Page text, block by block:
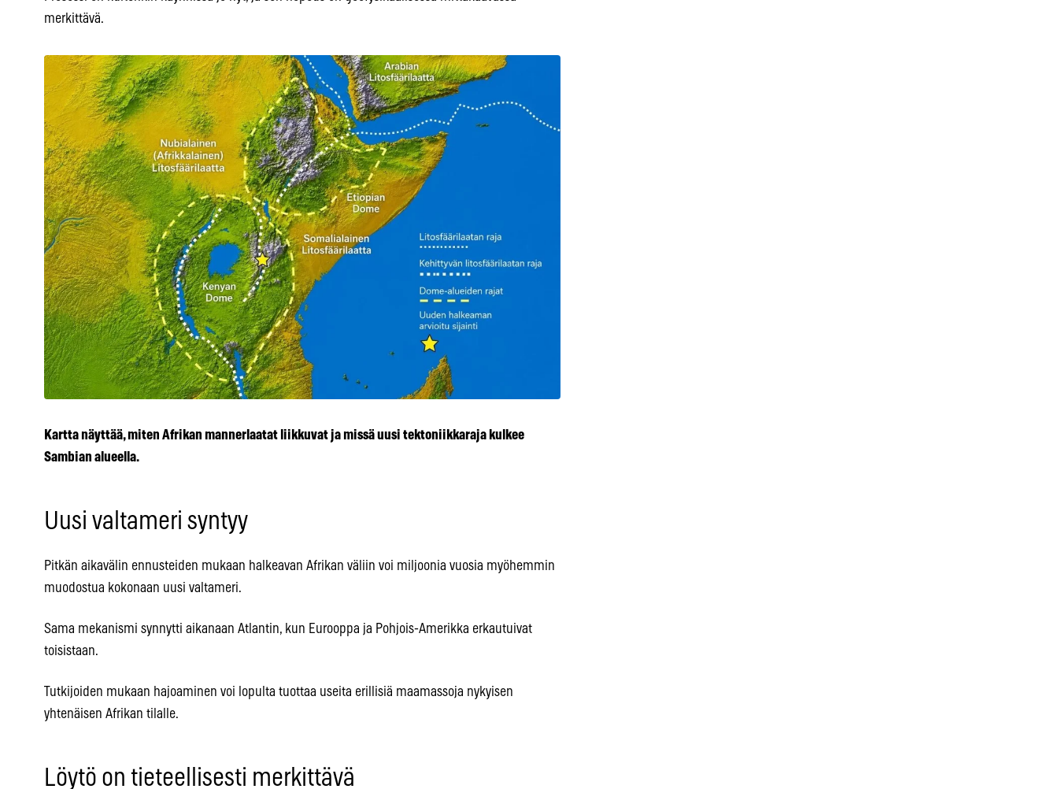
merkittävä.
Kartta näyttää, miten Afrikan mannerlaatat liikkuvat ja missä uusi tektoniikkaraja kulkee
Sambian alueella.
Uusi valtameri syntyy
Pitkän aikavälin ennusteiden mukaan halkeavan Afrikan väliin voi miljoonia vuosia myöhemmin
muodostua kokonaan uusi valtameri.
Sama mekanismi synnytti aikanaan Atlantin, kun Eurooppa ja Pohjois-Amerikka erkautuivat
toisistaan.
Tutkijoiden mukaan hajoaminen voi lopulta tuottaa useita erillisiä maamassoja nykyisen
yhtenäisen Afrikan tilalle.
Löytö on tieteellisesti merkittävä